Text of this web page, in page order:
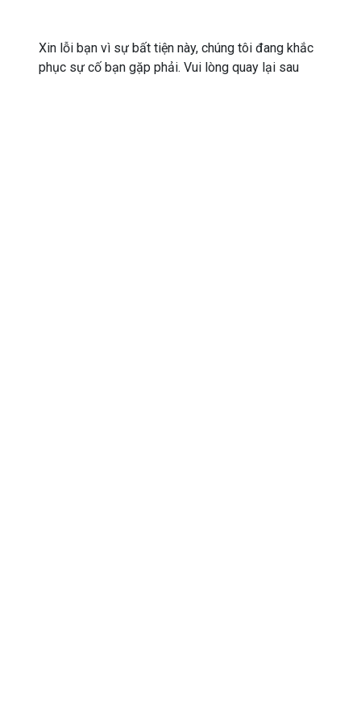
Xin lỗi bạn vì sự bất tiện này, chúng tôi đang khắc
phục sự cố bạn gặp phải. Vui lòng quay lại sau